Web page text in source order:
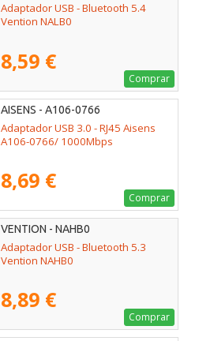
Adaptador USB - Bluetooth 5.4
Vention NALB0
8,59 €
Comprar
AISENS - A106-0766
Adaptador USB 3.0 - RJ45 Aisens
A106-0766/ 1000Mbps
8,69 €
Comprar
VENTION - NAHB0
Adaptador USB - Bluetooth 5.3
Vention NAHB0
8,89 €
Comprar